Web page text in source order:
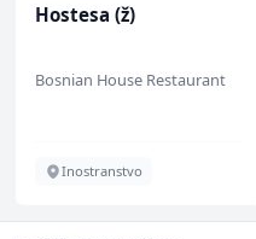
Hostesa (ž)
Bosnian House Restaurant
Inostranstvo